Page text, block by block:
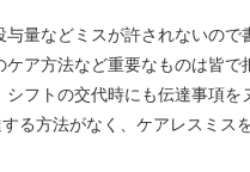
量などミスが許されないので
ア方法など重要なものは皆で
フトの交代時にも伝達事項を
る方法がなく、ケアレスミス